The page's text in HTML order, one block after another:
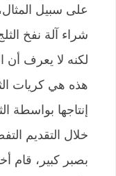
على سبيل
شراء آلة نفخ
لكنه لا يعرف أن
هذه هي كريات
إنتاجها بواسطة
خلال التقديم
بصبر كبير، قام